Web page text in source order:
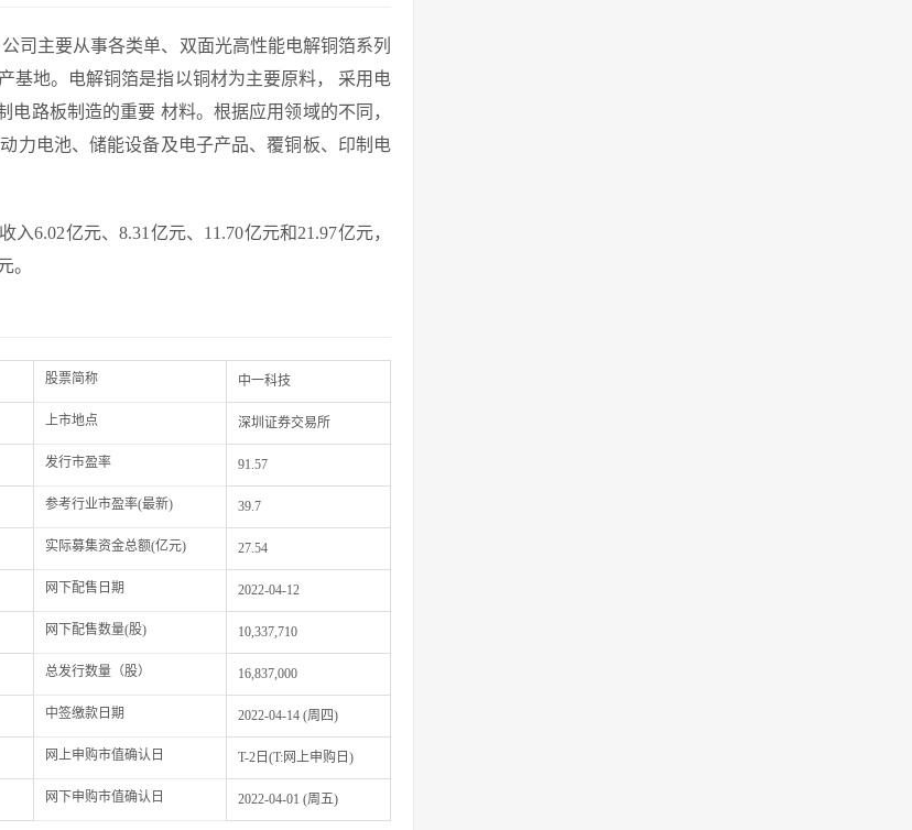
司主要从事各类单、双面光高性能电解铜箔系列
基地。电解铜箔是指以铜材为主要原料， 采用电
路板制造的重要 材料。根据应用领域的不同，
力电池、储能设备及电子产品、覆铜板、印制电
6.02亿元、8.31亿元、11.70亿元和21.97亿元，
。
股票简称 中一科技
上市地点 深圳证券交易所
发行市盈率 91.57
参考行业市盈率(最新) 39.7
实际募集资金总额(亿元) 27.54
网下配售日期 2022-04-12
网下配售数量(股) 10,337,710
总发行数量（股） 16,837,000
中签缴款日期 2022-04-14 (周四)
网上申购市值确认日 T-2日(T:网上申购日)
网下申购市值确认日 2022-04-01 (周五)